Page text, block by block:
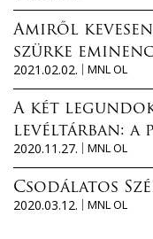
Amiről
szürke
2021.02.02.
MNL OL
A két
levéltárban: a
2020.11.27.
MNL OL
Csodálatos
2020.03.12.
MNL OL